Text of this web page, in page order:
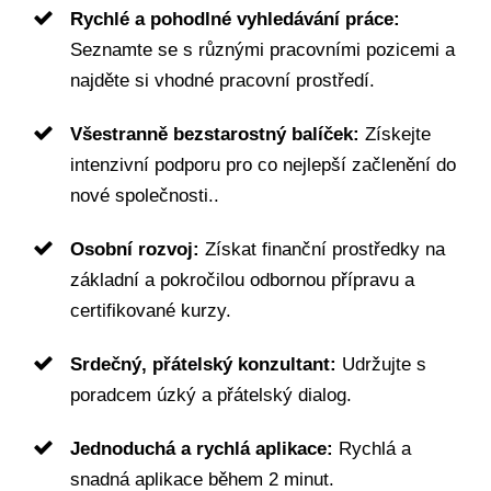
Rychlé a pohodlné vyhledávání práce:
Seznamte se s různými pracovními pozicemi a
najděte si vhodné pracovní prostředí.
Všestranně bezstarostný balíček: Získejte
intenzivní podporu pro co nejlepší začlenění do
nové společnosti..
Osobní rozvoj: Získat finanční prostředky na
základní a pokročilou odbornou přípravu a
certifikované kurzy.
Srdečný, přátelský konzultant: Udržujte s
poradcem úzký a přátelský dialog.
Jednoduchá a rychlá aplikace: Rychlá a
snadná aplikace během 2 minut.